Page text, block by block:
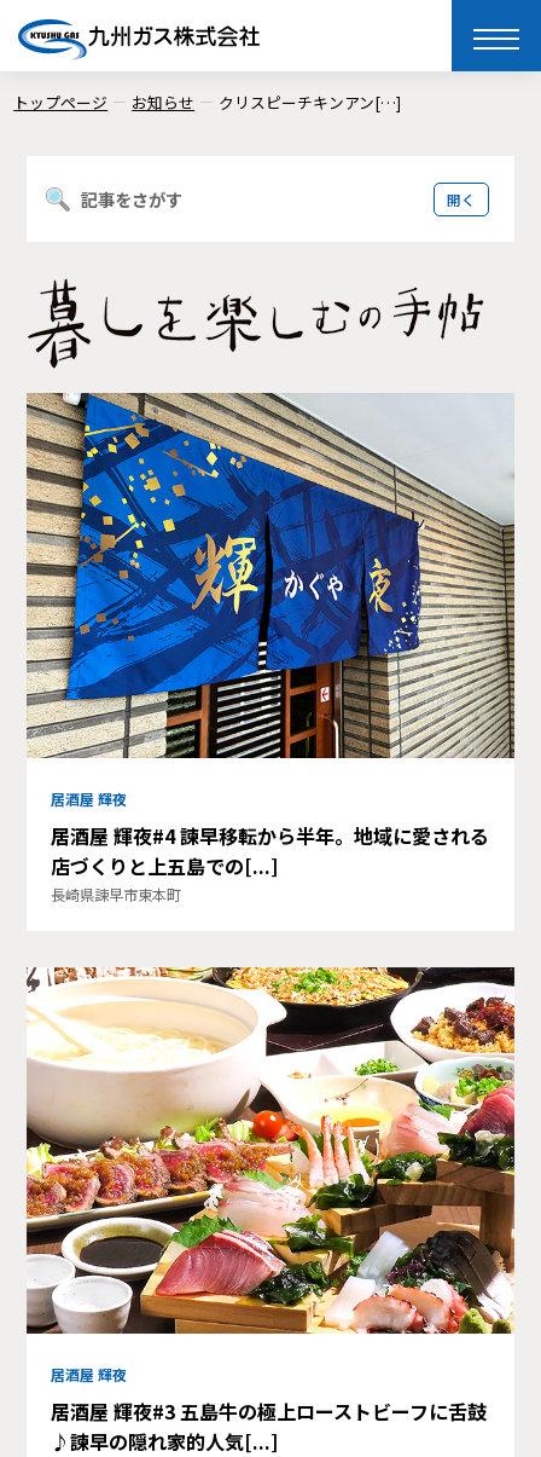
toggle
トップページ お知らせ クリスピーチキンアン[…]
居酒屋 輝夜
居酒屋 輝夜#4 諫早移転から半年。地域に愛される
店づくりと上五島での[...]
長崎県諫早市東本町
居酒屋 輝夜
居酒屋 輝夜#3 五島牛の極上ローストビーフに舌鼓
♪諫早の隠れ家的人気[...]
記事をさがす